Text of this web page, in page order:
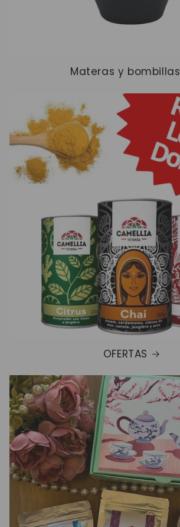
Materas y bombillas
OFERTAS